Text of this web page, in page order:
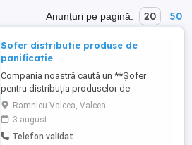
Anunțuri pe pagină: 20 50
Sofer distributie produse de
panificatie
Compania noastră caută un **Șofer
pentru distribuția produselor de
panificație** dedicat și responsabil pentru
a se alătura echipei noastre. Candidatul
ideal va avea o atitudine proactivă și va
înțelege importanța livrării la timp și în
Ramnicu Valcea, Valcea
3 august
Telefon validat